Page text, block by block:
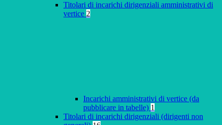
Titolari di incarichi dirigenziali amministrativi di
vertice 2
Incarichi amministrativi di vertice (da
pubblicare in tabelle) 1
Titolari di incarichi dirigenziali (dirigenti non